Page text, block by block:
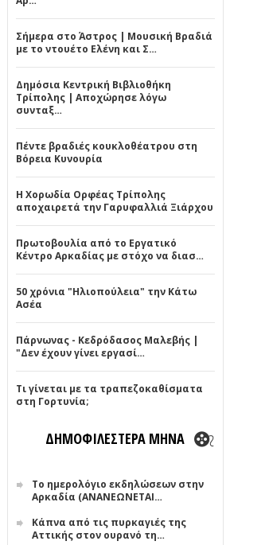
Σήμερα στο Άστρος | Μουσική Βραδιά
με το ντουέτο Ελένη και Σ…
Δημόσια Κεντρική Βιβλιοθήκη
Τρίπολης | Αποχώρησε λόγω
συνταξ…
Πέντε βραδιές κουκλοθέατρου στη
Βόρεια Κυνουρία
Η Χορωδία Ορφέας Τρίπολης
αποχαιρετά την Γαρυφαλλιά Ξιάρχου
Πρωτοβουλία από το Εργατικό
Κέντρο Αρκαδίας με στόχο να διασ…
50 χρόνια "Ηλιοπούλεια" την Κάτω
Ασέα
Πάρνωνας - Κεδρόδασος Μαλεβής |
"Δεν έχουν γίνει εργασί…
Τι γίνεται με τα τραπεζοκαθίσματα
στη Γορτυνία;
ΔΗΜΟΦΙΛΕΣΤΕΡΑ ΜΗΝΑ
Το ημερολόγιο εκδηλώσεων στην
Αρκαδία (ΑΝΑΝΕΩΝΕΤΑΙ…
Κάπνα από τις πυρκαγιές της
Αττικής στον ουρανό τη…